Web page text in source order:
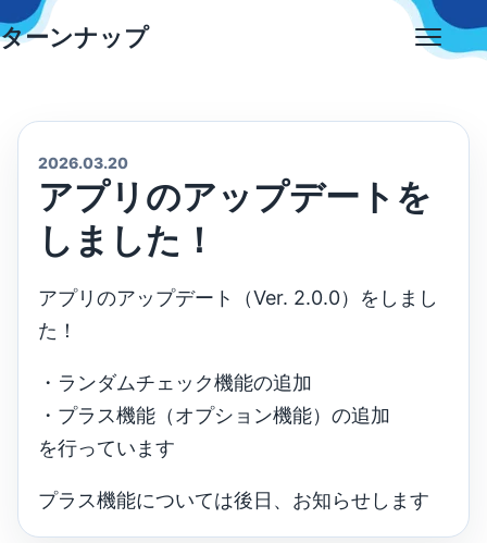
Skip
to
ターンナップ
2026.03.20
アプリのアップデートを
しました！
アプリのアップデート（Ver. 2.0.0）をしまし
た！
・ランダムチェック機能の追加
・プラス機能（オプション機能）の追加
を行っています
プラス機能については後日、お知らせします